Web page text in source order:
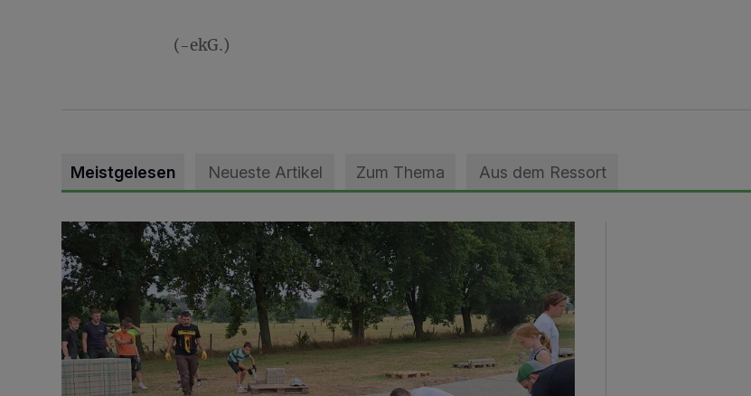
(-ekG.)
Meistgelesen Neueste Artikel Zum Thema Aus dem Ressort
Pünktlich zum Schützenfest den Weg zum Festzelt geebnet